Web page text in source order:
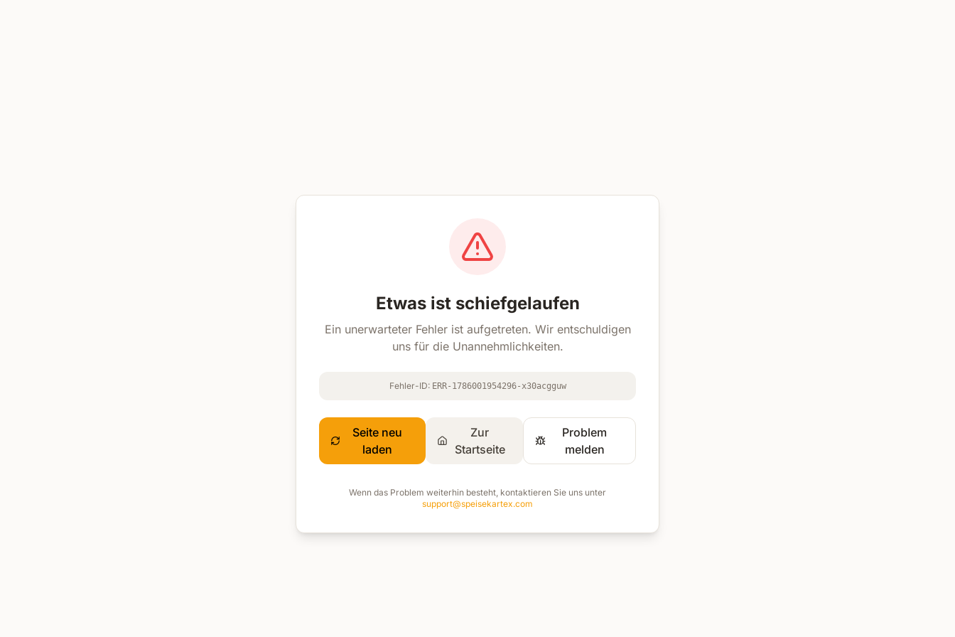
Etwas ist schiefgelaufen
Ein unerwarteter Fehler ist aufgetreten. Wir entschuldigen
uns für die Unannehmlichkeiten.
Fehler-ID: ERR-1786001954296-x30acgguw
Seite neu
laden
Zur
Startseite
Problem
melden
Wenn das Problem weiterhin besteht, kontaktieren Sie uns unter
support@speisekartex.com